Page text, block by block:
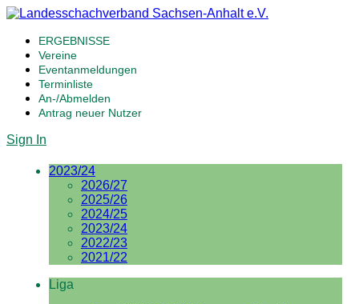
ERGEBNISSE
Vereine
Eventanmeldungen
Terminliste
An-/Abmelden
Antrag neuer Nutzer
Sign In
2023/24
2026/27
2025/26
2024/25
2023/24
2022/23
2021/22
Liga